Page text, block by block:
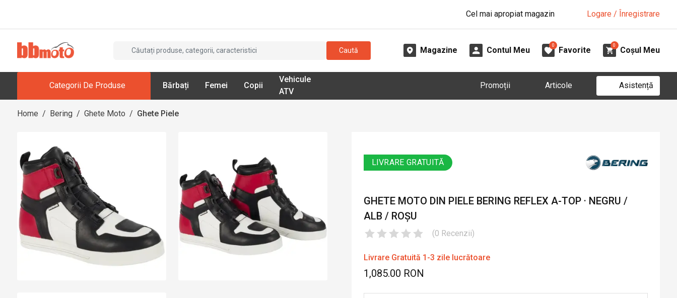
Cel mai apropiat magazin Logare / Înregistrare
Caută Magazine Contul Meu
0
Favorite
0
Coșul Meu
Categorii De Produse Bărbați Femei Copii
Vehicule
ATV
Promoții Articole Asistență
Home / Bering / Ghete Moto / Ghete Piele
LIVRARE GRATUITĂ
GHETE MOTO DIN PIELE BERING REFLEX A-TOP · NEGRU /
ALB / ROȘU
(0 Recenzii)
Livrare Gratuită 1-3 zile lucrătoare
1,085.00 RON